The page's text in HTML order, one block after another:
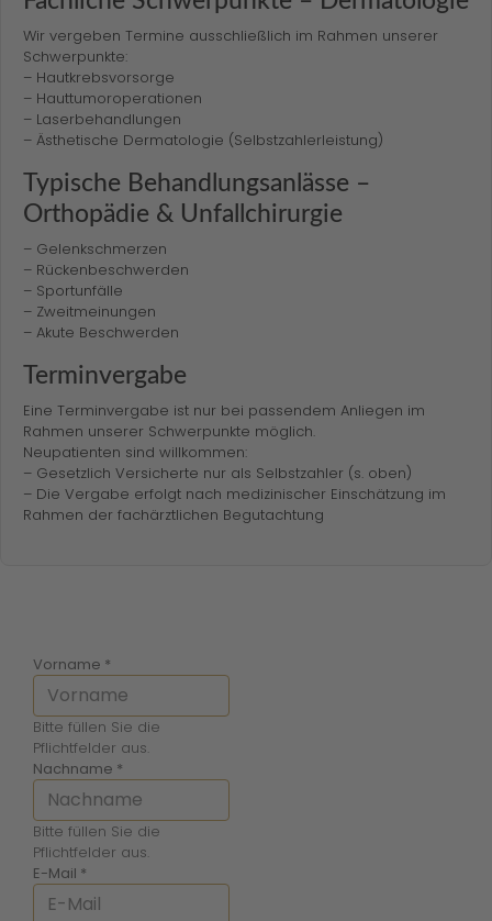
Wir vergeben Termine ausschließlich im Rahmen unserer
Schwerpunkte:
– Hautkrebsvorsorge
– Hauttumoroperationen
– Laserbehandlungen
– Ästhetische Dermatologie (Selbstzahlerleistung)
Typische Behandlungsanlässe –
Orthopädie & Unfallchirurgie
– Gelenkschmerzen
– Rückenbeschwerden
– Sportunfälle
– Zweitmeinungen
– Akute Beschwerden
Terminvergabe
Eine Terminvergabe ist nur bei passendem Anliegen im
Rahmen unserer Schwerpunkte möglich.
Neupatienten sind willkommen:
– Gesetzlich Versicherte nur als Selbstzahler (s. oben)
– Die Vergabe erfolgt nach medizinischer Einschätzung im
Rahmen der fachärztlichen Begutachtung
Vorname *
Bitte füllen Sie die
Pflichtfelder aus.
Nachname *
Bitte füllen Sie die
Pflichtfelder aus.
E-Mail *